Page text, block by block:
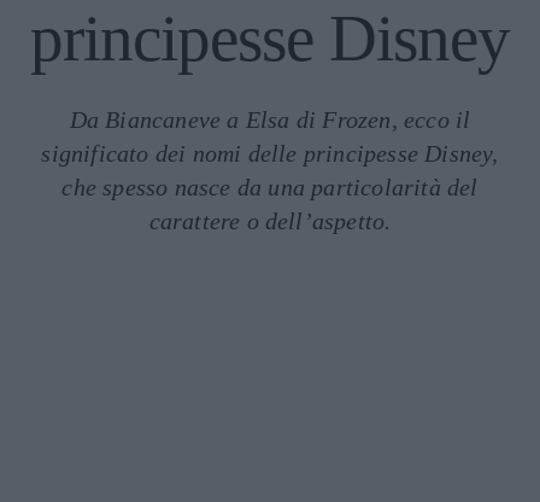
principesse Disney
Da Biancaneve a Elsa di Frozen, ecco il
significato dei nomi delle principesse Disney,
che spesso nasce da una particolarità del
carattere o dell’aspetto.